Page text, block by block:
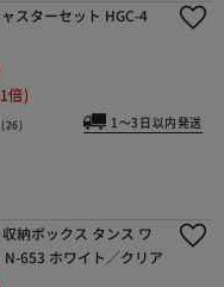
スターセット HGC-4
倍)
(26) 1～3日以内発送
納ボックス タンス ワ
N-653 ホワイト／クリア